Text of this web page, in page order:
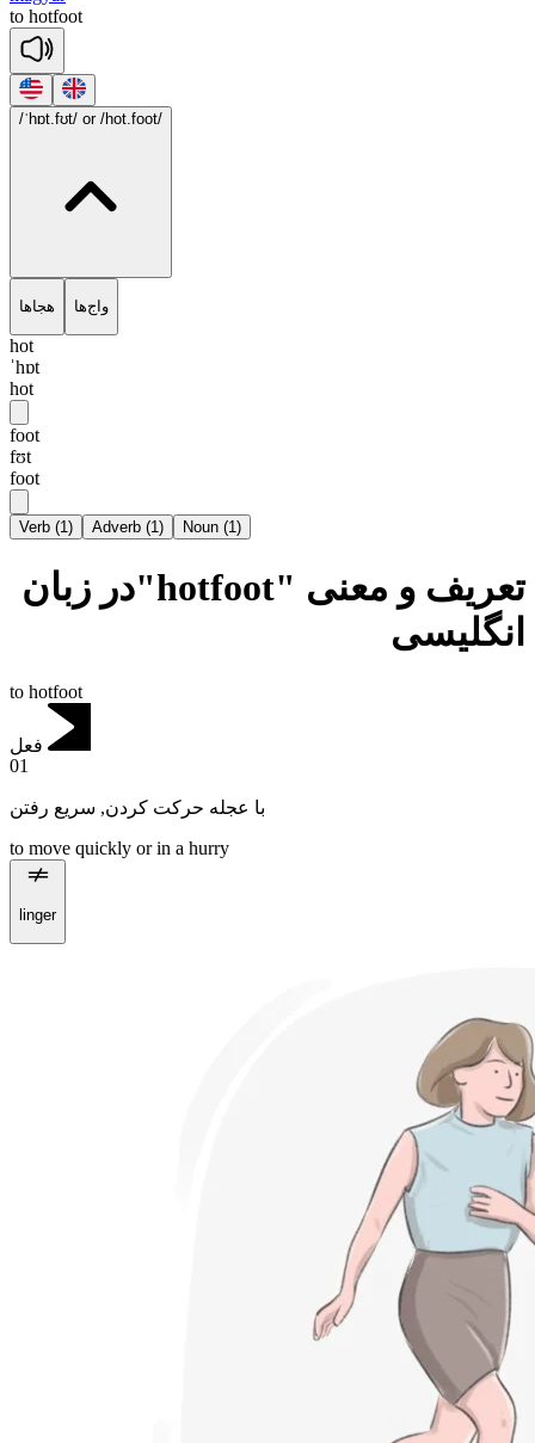
to hotfoot
/ˈhɒt.fʊt/ or /hot.foot/
هجاها واج‌ها
hot
ˈhɒt
hot
foot
fʊt
foot
Verb (1) Adverb (1) Noun (1)
تعریف و معنی "hotfoot"در زبان
انگلیسی
to hotfoot
فعل
01
با عجله حرکت کردن, سریع رفتن
to move quickly or in a hurry
linger